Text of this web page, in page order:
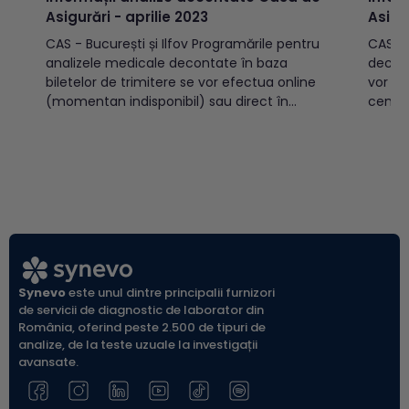
Asigurări - aprilie 2023
CAS - București și Ilfov Programările pentru
analizele medicale decontate în baza
biletelor de trimitere se vor efectua online
(momentan indisponibil) sau direct în
CAS Programările pentru analizele medicale
vor
Synevoeste unul dintre principalii furnizori
de servicii de diagnostic de laborator din
România, oferind peste 2.500 de tipuri de
analize, de la teste uzuale la investigații
avansate.